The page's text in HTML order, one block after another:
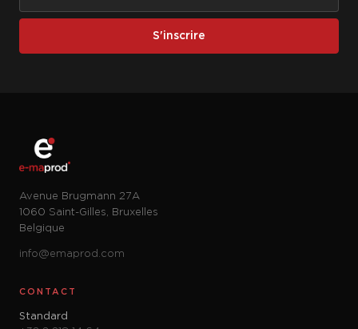
S'inscrire
Avenue Brugmann 27A
1060 Saint-Gilles, Bruxelles
Belgique
info@emaprod.com
CONTACT
Standard